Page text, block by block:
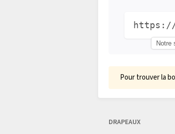
https://
Notre
Pour trouver la
DRAPEAUX